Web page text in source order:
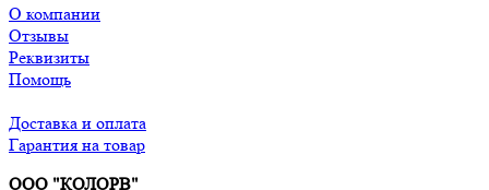
О компании
Отзывы
Реквизиты
Помощь
Доставка и оплата
Гарантия на товар
ООО "КОЛОРВ"